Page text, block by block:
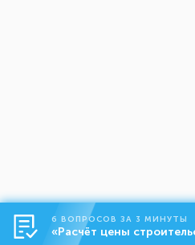
6 ВОПРОСОВ ЗА 3 МИНУТЫ
«Расчёт цены